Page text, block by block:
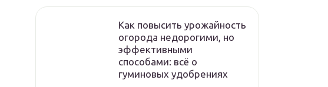
Как повысить урожайность
огорода недорогими, но
эффективными
способами: всё о
гуминовых удобрениях